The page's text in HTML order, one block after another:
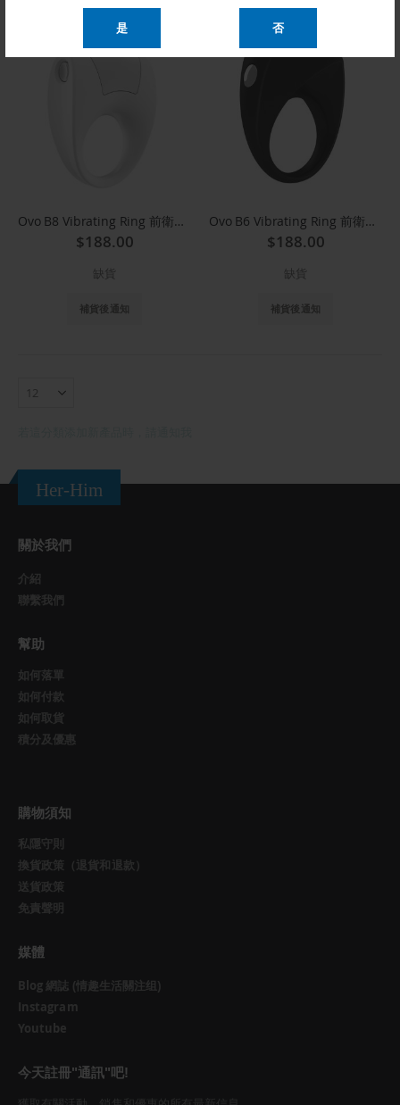
Ovo B8 Vibrating Ring 前衛時尚震動環(白)
$188.00
缺貨
補貨後通知
Ovo B6 Vibrating Ring 前衛時尚震動環(黑)
$188.00
缺貨
補貨後通知
Her-Him
關於我們
介紹
聯繫我們
幫助
如何落單
如何付款
如何取貨
積分及優惠
購物須知
私隱守則
換貨政策（退貨和退款）
送貨政策
免責聲明
媒體
Blog 網誌 (情趣生活關注组)
Instagram
Youtube
今天註冊"通訊"吧!